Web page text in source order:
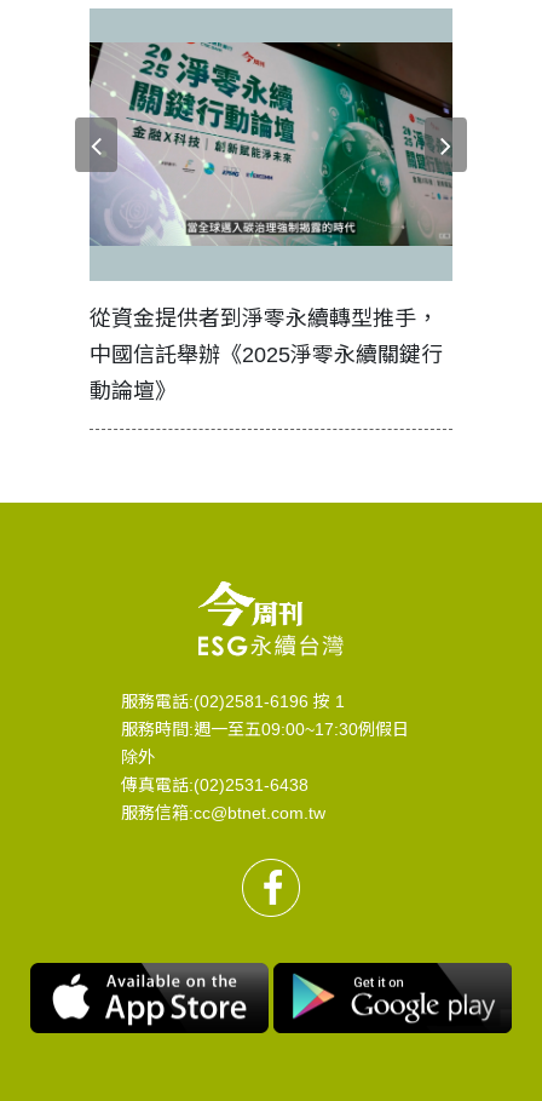
從資金提供者到淨零永續轉型推手，
中國信託舉辦《2025淨零永續關鍵行
動論壇》
服務電話:(02)2581-6196 按 1
服務時間:週一至五09:00~17:30例假日
除外
傳真電話:(02)2531-6438
服務信箱:cc@btnet.com.tw